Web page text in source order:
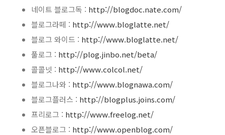
네이트 블로그독 : http://blogdoc.nate.com/
블로그라떼 : http://www.bloglatte.net/
블로그 와이드 : http://www.bloglatte.net/
풀로그 : http://plog.jinbo.net/beta/
콜콜넷 : http://www.colcol.net/
블로그나와 : http://www.blognawa.com/
블로그플러스 : http://blogplus.joins.com/
프리로그 : http://www.freelog.net/
오픈블로그 : http://www.openblog.com/